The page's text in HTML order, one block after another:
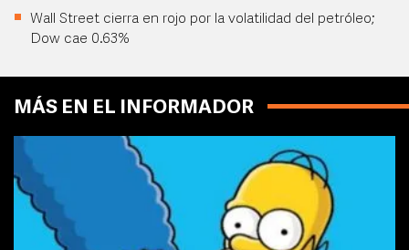
Wall Street cierra en rojo por la volatilidad del petróleo;
Dow cae 0.63%
MÁS EN EL INFORMADOR